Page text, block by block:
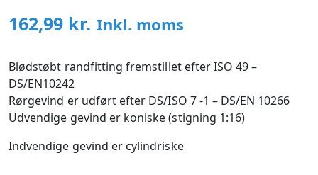
162,99 kr. Inkl. moms
Blødstøbt randfitting fremstillet efter ISO 49 –
DS/EN10242
Rørgevind er udført efter DS/ISO 7 -1 – DS/EN 10266
Udvendige gevind er koniske (stigning 1:16)
Indvendige gevind er cylindriske